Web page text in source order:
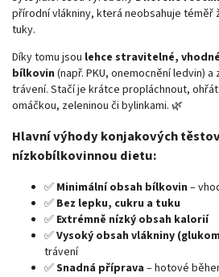
přírodní vlákniny, která neobsahuje téměř
tuky.
Díky tomu jsou lehce stravitelné,
bílkovin (např. PKU, onemocnění ledvin)
trávení. Stačí je krátce propláchnout,
omáčkou, zeleninou či bylinkami. 🌿
Hlavní výhody konjakových
nízkobílkovinnou dietu:
✅ Minimální obsah bílkovin –
✅ Bez lepku, cukru a tuku
✅ Extrémně nízký obsah kalorií
✅Vysoký obsah vlákniny
trávení
✅Snadná příprava – hotové